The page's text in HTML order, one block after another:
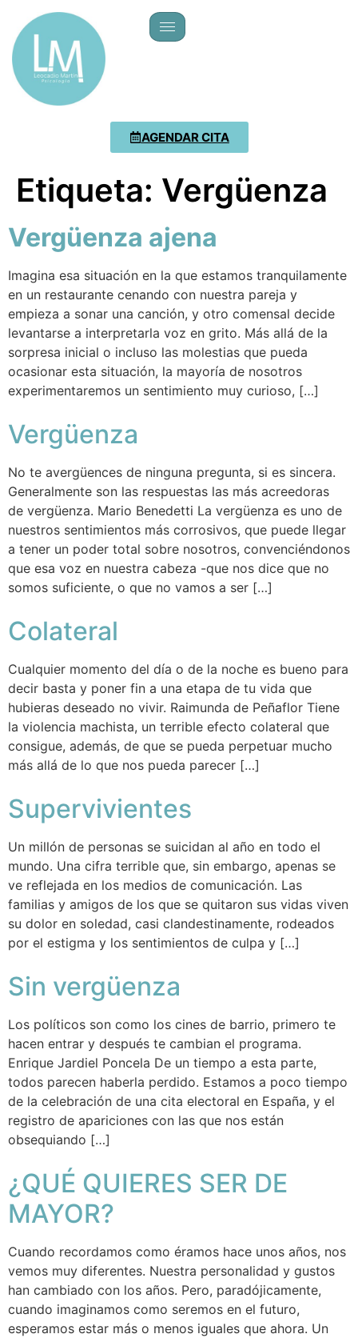
AGENDAR CITA
Etiqueta: Vergüenza
Vergüenza ajena
Imagina esa situación en la que estamos tranquilamente
en un restaurante cenando con nuestra pareja y
empieza a sonar una canción, y otro comensal decide
levantarse a interpretarla voz en grito. Más allá de la
sorpresa inicial o incluso las molestias que pueda
ocasionar esta situación, la mayoría de nosotros
experimentaremos un sentimiento muy curioso, […]
Vergüenza
No te avergüences de ninguna pregunta, si es sincera.
Generalmente son las respuestas las más acreedoras
de vergüenza. Mario Benedetti La vergüenza es uno de
nuestros sentimientos más corrosivos, que puede llegar
a tener un poder total sobre nosotros, convenciéndonos
que esa voz en nuestra cabeza -que nos dice que no
somos suficiente, o que no vamos a ser […]
Colateral
Cualquier momento del día o de la noche es bueno para
decir basta y poner fin a una etapa de tu vida que
hubieras deseado no vivir. Raimunda de Peñaflor Tiene
la violencia machista, un terrible efecto colateral que
consigue, además, de que se pueda perpetuar mucho
más allá de lo que nos pueda parecer […]
Supervivientes
Un millón de personas se suicidan al año en todo el
mundo. Una cifra terrible que, sin embargo, apenas se
ve reflejada en los medios de comunicación. Las
familias y amigos de los que se quitaron sus vidas viven
su dolor en soledad, casi clandestinamente, rodeados
por el estigma y los sentimientos de culpa y […]
Sin vergüenza
Los políticos son como los cines de barrio, primero te
hacen entrar y después te cambian el programa.
Enrique Jardiel Poncela De un tiempo a esta parte,
todos parecen haberla perdido. Estamos a poco tiempo
de la celebración de una cita electoral en España, y el
registro de apariciones con las que nos están
obsequiando […]
¿QUÉ QUIERES SER DE
MAYOR?
Cuando recordamos como éramos hace unos años, nos
vemos muy diferentes. Nuestra personalidad y gustos
han cambiado con los años. Pero, paradójicamente,
cuando imaginamos como seremos en el futuro,
esperamos estar más o menos iguales que ahora. Un